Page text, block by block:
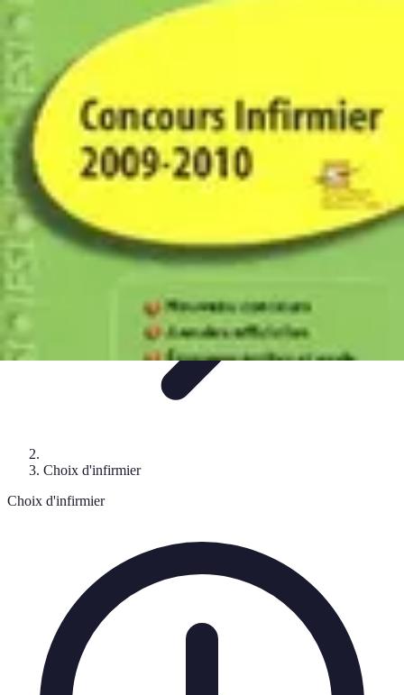
Infirmiers à Domicile
Pratiques et erreursChoix de l'infirmier
Innovation
Communication et Pratiques
Infirmiers à Domicile
Choix d'infirmier
Choix d'infirmier